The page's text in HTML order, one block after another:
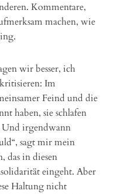
Kommentare,
machen, wie
wir besser, ich
Im
Feind und die
haben, sie schlafen
Und irgendwann
sagt mir mein
das in diesen
eingeht. Aber
Haltung nicht